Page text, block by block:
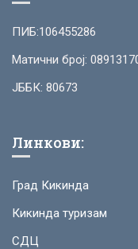
ПИБ:106455286
Матични број:
ЈББК: 80673
Линкови:
Град Кикинда
Кикинда туризам
СДЦ